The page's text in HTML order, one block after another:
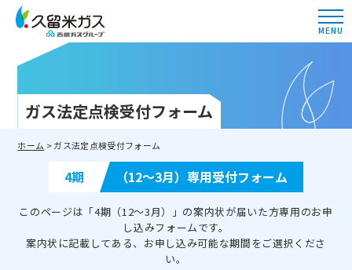
MENU
ガス法定点検受付フォーム
ホーム > ガス法定点検受付フォーム
4期 （12〜3月）専用受付フォーム
このページは「4期（12〜3月）」の案内状が届いた方専用のお申
し込みフォームです。
案内状に記載してある、お申し込み可能な期間をご選択くださ
い。